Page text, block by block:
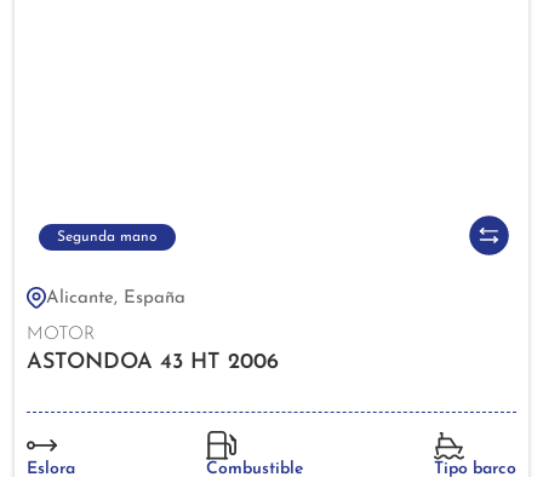
Segunda mano
Alicante, España
MOTOR
ASTONDOA 43 HT 2006
Eslora
Combustible
Tipo barco